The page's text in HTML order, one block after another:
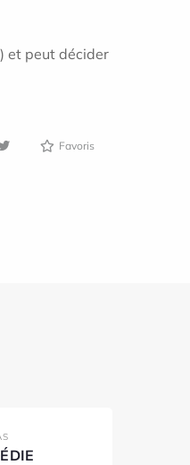
et peut décider
Favoris